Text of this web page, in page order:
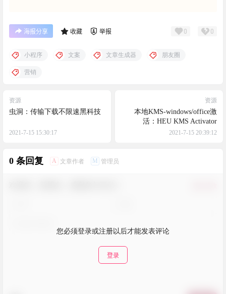
海报分享 收藏 举报 0 0
小程序 文案 文章生成器 朋友圈
营销
资源
虫洞：传输下载不限速黑科技
2021-7-15 15:30:17
资源
本地KMS-windows/office激
活：HEU KMS Activator
2021-7-15 20:39:12
0 条回复 A 文章作者 M 管理员
您必须登录或注册以后才能发表评论
登录